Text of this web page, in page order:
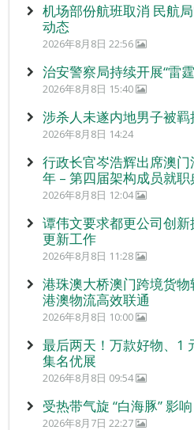
机场部份航班取消 民航
动态
2026年8月8日 22:56
治安警察局持续开展“雷
2026年8月8日 15:40
涉杀人未遂内地男子被羁
2026年8月8日 14:24
行政长官岑浩辉出席澳
年 – 第四届架构成员就职
2026年8月8日 12:04
谭伟文要求都更公司创
更新工作
2026年8月8日 11:28
港珠澳大桥澳门跨境货
港澳物流高效联通
2026年8月8日 10:00
最后两天！万款好物、1
集名优展
2026年8月8日 09:54
受热带气旋 “白海豚” 影
2026年8月7日 22:27